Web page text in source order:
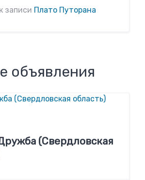
к записи Плато Путорана
объявления
(Свердловская